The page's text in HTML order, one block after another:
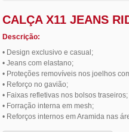
CALÇA X11 JEANS
Descrição:
• Design exclusivo e casual;
• Jeans com elastano;
• Proteções removíveis nos joelhos
• Reforço no gavião;
• Faixas refletivas nos bolsos traseiros;
• Forração interna em mesh;
• Reforços internos em Aramida nas